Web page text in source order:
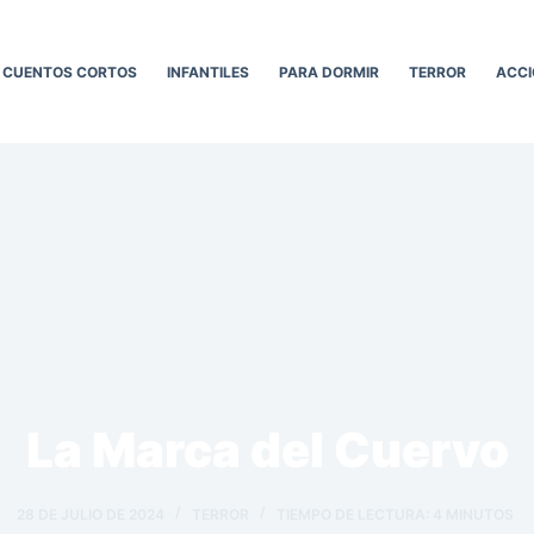
CUENTOS CORTOS INFANTILES PARA DORMIR TERROR